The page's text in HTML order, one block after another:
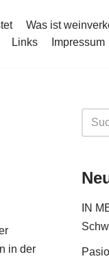
Was ist
Links Impressum
in der
IN